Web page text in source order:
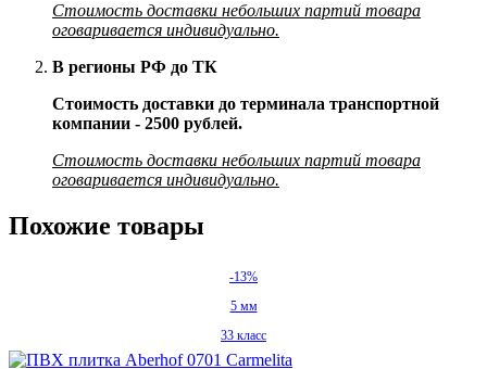
Стоимость доставки небольших партий товара
оговаривается индивидуально.
В регионы РФ до ТК
Стоимость доставки до терминала транспортной
компании - 2500 рублей.
Стоимость доставки небольших партий товара
оговаривается индивидуально.
Похожие товары
-13%
5 мм
33 класс